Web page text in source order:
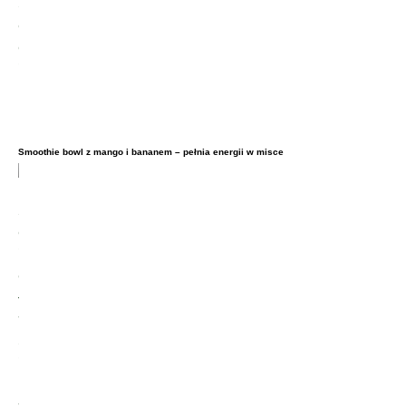
Smoothie bowl z mango i bananem – pełnia energii w misce